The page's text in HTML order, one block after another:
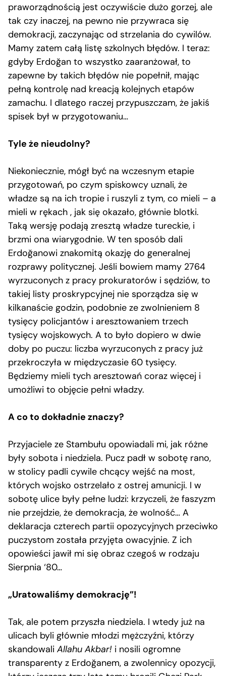
praworządnością jest oczywiście dużo gorzej, ale
tak czy inaczej, na pewno nie przywraca się
demokracji, zaczynając od strzelania do cywilów.
Mamy zatem całą listę szkolnych błędów. I teraz:
gdyby Erdoğan to wszystko zaaranżował, to
zapewne by takich błędów nie popełnił, mając
pełną kontrolę nad kreacją kolejnych etapów
zamachu. I dlatego raczej przypuszczam, że jakiś
spisek był w przygotowaniu…
Tyle że nieudolny?
Niekoniecznie, mógł być na wczesnym etapie
przygotowań, po czym spiskowcy uznali, że
władze są na ich tropie i ruszyli z tym, co mieli – a
mieli w rękach , jak się okazało, głównie blotki.
Taką wersję podają zresztą władze tureckie, i
brzmi ona wiarygodnie. W ten sposób dali
Erdoğanowi znakomitą okazję do generalnej
rozprawy politycznej. Jeśli bowiem mamy 2764
wyrzuconych z pracy prokuratorów i sędziów, to
takiej listy proskrypcyjnej nie sporządza się w
kilkanaście godzin, podobnie ze zwolnieniem 8
tysięcy policjantów i aresztowaniem trzech
tysięcy wojskowych. A to było dopiero w dwie
doby po puczu: liczba wyrzuconych z pracy już
przekroczyła w międzyczasie 60 tysięcy.
Będziemy mieli tych aresztowań coraz więcej i
umożliwi to objęcie pełni władzy.
A co to dokładnie znaczy?
Przyjaciele ze Stambułu opowiadali mi, jak różne
były sobota i niedziela. Pucz padł w sobotę rano,
w stolicy padli cywile chcący wejść na most,
których wojsko ostrzelało z ostrej amunicji. I w
sobotę ulice były pełne ludzi: krzyczeli, że faszyzm
nie przejdzie, że demokracja, że wolność… A
deklaracja czterech partii opozycyjnych przeciwko
puczystom została przyjęta owacyjnie. Z ich
opowieści jawił mi się obraz czegoś w rodzaju
Sierpnia ‘80…
„Uratowaliśmy demokrację”!
Tak, ale potem przyszła niedziela. I wtedy już na
ulicach byli głównie młodzi mężczyźni, którzy
skandowali Allahu Akbar! i nosili ogromne
transparenty z Erdoğanem, a zwolennicy opozycji,